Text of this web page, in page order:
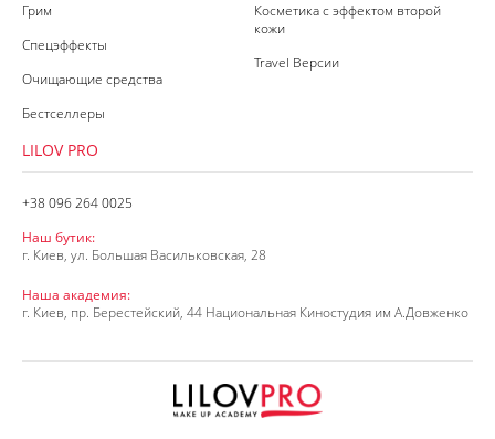
Грим
Спецэффекты
Очищающие средства
Бестселлеры
Косметика с эффектом второй
кожи
Travel Версии
LILOV PRO
+38 096 264 0025
Наш бутик:
г. Киев, ул. Большая Васильковская, 28
Наша академия:
г. Киев, пр. Берестейский, 44 Национальная Киностудия им А.Довженко